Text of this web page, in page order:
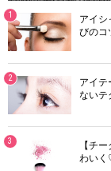
1
アイシ
びのコ
2
アイ
ないテ
3
【チ
わい